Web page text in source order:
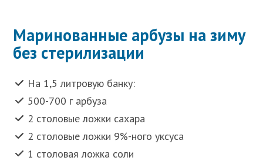
Маринованные арбузы на зиму
без стерилизации
На 1,5 литровую банку:
500-700 г арбуза
2 столовые ложки сахара
2 столовые ложки 9%-ного уксуса
1 столовая ложка соли